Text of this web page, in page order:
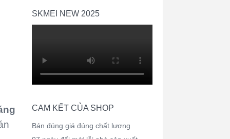
SKMEI NEW 2025
CAM KẾT CỦA SHOP
Bán đúng giá đúng chất lượng